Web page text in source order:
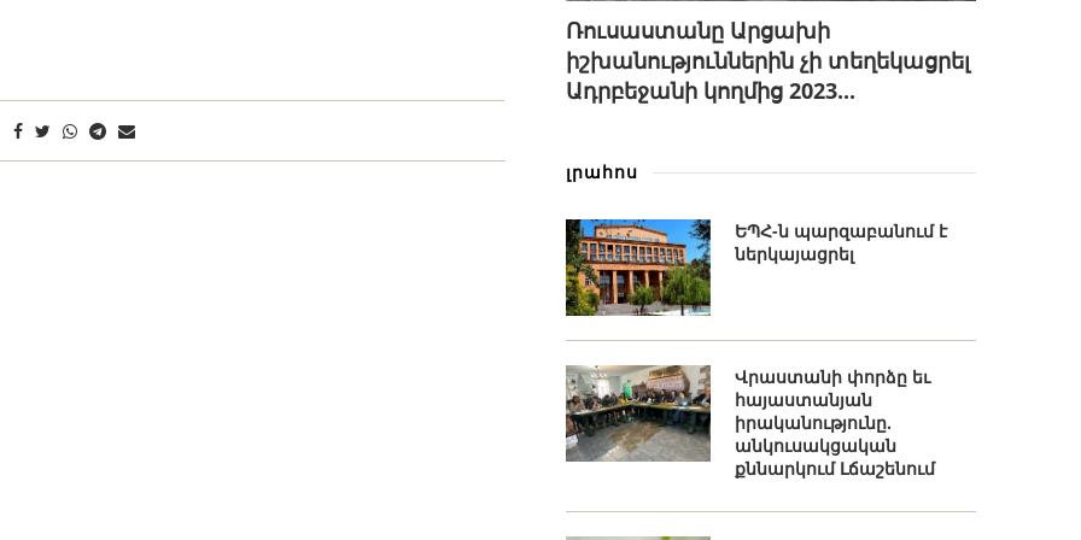
Ռուսաստանը Արցախի
իշխանություններին չի տեղեկացրել
Ադրբեջանի կողմից 2023...
լրահոս
ԵՊՀ-ն պարզաբանում է
ներկայացրել
Վրաստանի փորձը եւ
հայաստանյան
իրականությունը.
անկուսակցական
քննարկում Լճաշենում